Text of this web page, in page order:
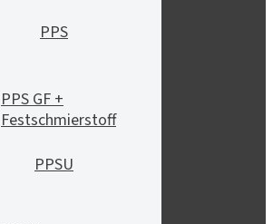
PPS
PPS GF +
Festschmierstoff
PPSU